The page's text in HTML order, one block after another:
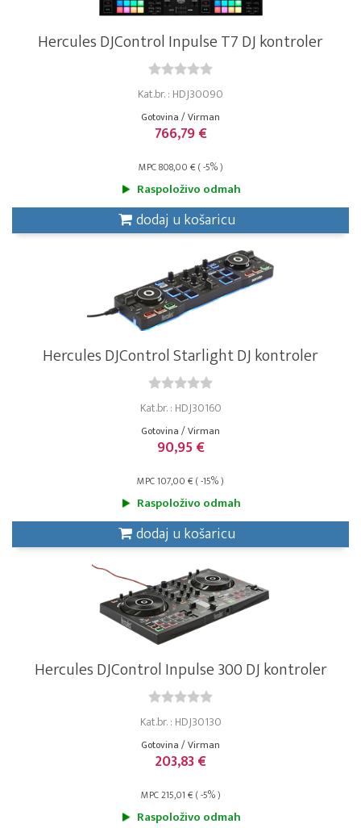
Hercules DJControl Inpulse T7 DJ kontroler
Kat.br. : HDJ30090
Gotovina / Virman
766,79 €
MPC 808,00 € ( -5% )
Raspoloživo odmah
dodaj u košaricu
Hercules DJControl Starlight DJ kontroler
Kat.br. : HDJ30160
Gotovina / Virman
90,95 €
MPC 107,00 € ( -15% )
Raspoloživo odmah
dodaj u košaricu
Hercules DJControl Inpulse 300 DJ kontroler
Kat.br. : HDJ30130
Gotovina / Virman
203,83 €
MPC 215,01 € ( -5% )
Raspoloživo odmah